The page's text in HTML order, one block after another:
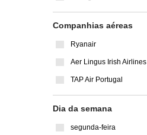
Companhias aéreas
Ryanair
Aer Lingus Irish Airlines
TAP Air Portugal
Dia da semana
segunda-feira